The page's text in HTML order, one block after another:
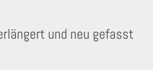
und neu gefasst